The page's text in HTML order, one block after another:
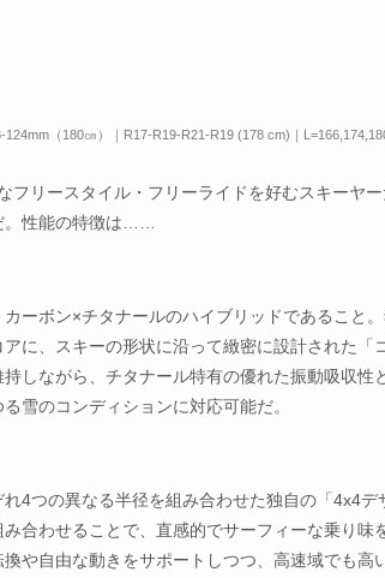
124mm（180㎝）｜R17-R19-R21-R19 (178 cm)｜
フリースタイル・フリーライドを好むスキーヤ
。性能の特徴は……
ーボン×チタナールのハイブリッドであること
に、スキーの形状に沿って緻密に設計された「
しながら、チタナール特有の優れた振動吸収
雪のコンディションに対応可能だ。
4つの異なる半径を組み合わせた独自の「4x4
合わせることで、直感的でサーフィーな乗り味
や自由な動きをサポートしつつ、高速域でも高